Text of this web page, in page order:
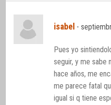
isabel -
Pues yo
seguir, y me sabe
hace años, me
me parece fatal
igual si q tiene